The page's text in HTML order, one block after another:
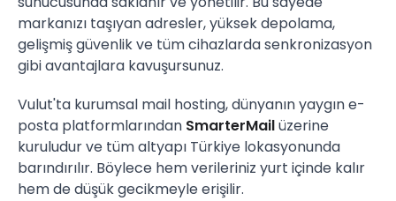
markanızı taşıyan adresler, yüksek depolama,
gelişmiş güvenlik ve tüm cihazlarda senkronizasyon
gibi avantajlara kavuşursunuz.
Vulut'ta kurumsal mail hosting, dünyanın yaygın e-
posta platformlarından SmarterMailüzerine
kuruludur ve tüm altyapı Türkiye lokasyonunda
barındırılır. Böylece hem verileriniz yurt içinde kalır
hem de düşük gecikmeyle erişilir.